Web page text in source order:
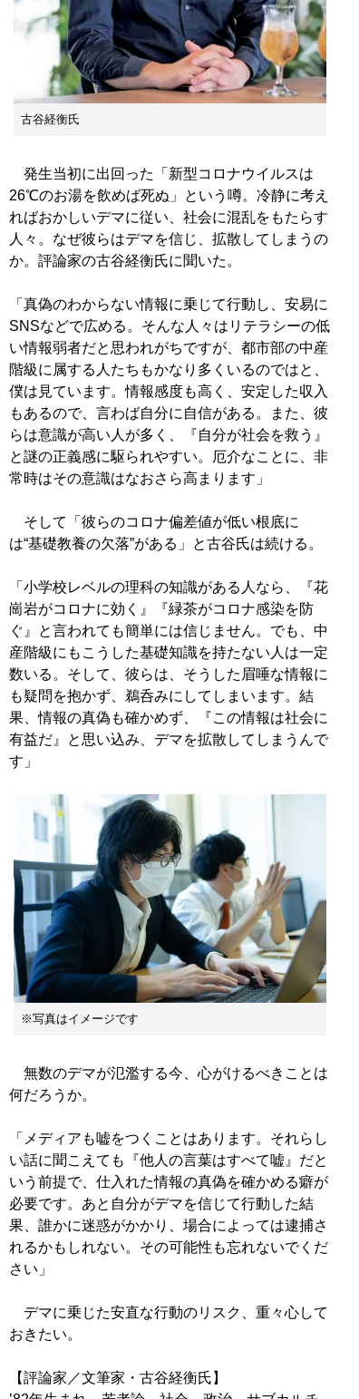
古谷経衡氏
発生当初に出回った「新型コロナウイルスは
26℃のお湯を飲めば死ぬ」という噂。冷静に考え
ればおかしいデマに従い、社会に混乱をもたらす
人々。なぜ彼らはデマを信じ、拡散してしまうの
か。評論家の古谷経衡氏に聞いた。
「真偽のわからない情報に乗じて行動し、安易に
SNSなどで広める。そんな人々はリテラシーの低
い情報弱者だと思われがちですが、都市部の中産
階級に属する人たちもかなり多くいるのではと、
僕は見ています。情報感度も高く、安定した収入
もあるので、言わば自分に自信がある。また、彼
らは意識が高い人が多く、『自分が社会を救う』
と謎の正義感に駆られやすい。厄介なことに、非
常時はその意識はなおさら高まります」
そして「彼らのコロナ偏差値が低い根底に
は“基礎教養の欠落”がある」と古谷氏は続ける。
「小学校レベルの理科の知識がある人なら、『花
崗岩がコロナに効く』『緑茶がコロナ感染を防
ぐ』と言われても簡単には信じません。でも、中
産階級にもこうした基礎知識を持たない人は一定
数いる。そして、彼らは、そうした眉唾な情報に
も疑問を抱かず、鵜呑みにしてしまいます。結
果、情報の真偽も確かめず、『この情報は社会に
有益だ』と思い込み、デマを拡散してしまうんで
す」
※写真はイメージです
無数のデマが氾濫する今、心がけるべきことは
何だろうか。
「メディアも嘘をつくことはあります。それらし
い話に聞こえても『他人の言葉はすべて嘘』だと
いう前提で、仕入れた情報の真偽を確かめる癖が
必要です。あと自分がデマを信じて行動した結
果、誰かに迷惑がかかり、場合によっては逮捕さ
れるかもしれない。その可能性も忘れないでくだ
さい」
デマに乗じた安直な行動のリスク、重々心して
おきたい。
【評論家／文筆家・古谷経衡氏】